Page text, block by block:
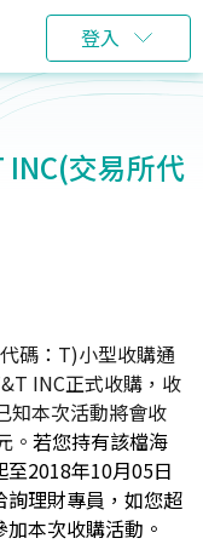
登入
交易所代
碼：T)小型收購通
INC正式收購，收
知本次活動將會收
。 若您持有該檔海
2018年10月05日
理財專員， 如您超
本次收購活動 。